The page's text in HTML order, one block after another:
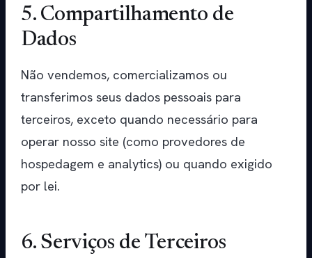
5. Compartilhamento de
Dados
Não vendemos, comercializamos ou
transferimos seus dados pessoais para
terceiros, exceto quando necessário para
operar nosso site (como provedores de
hospedagem e analytics) ou quando exigido
por lei.
6. Serviços de Terceiros